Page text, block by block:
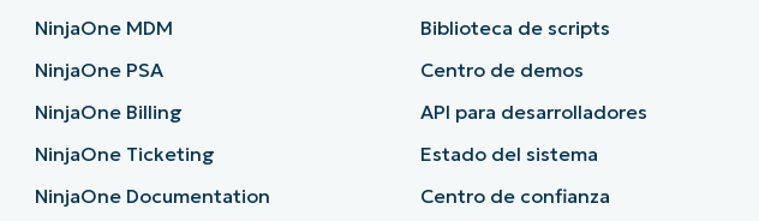
NinjaOne MDM
NinjaOne PSA
NinjaOne Billing
NinjaOne Ticketing
NinjaOne Documentation
Biblioteca de scripts
Centro de demos
API para desarrolladores
Estado del sistema
Centro de confianza